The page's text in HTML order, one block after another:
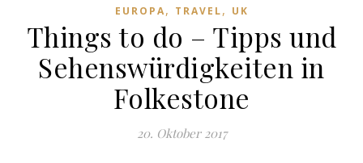
EUROPA, TRAVEL, UK
Things to do – Tipps und
Sehenswürdigkeiten in
Folkestone
20. Oktober 2017